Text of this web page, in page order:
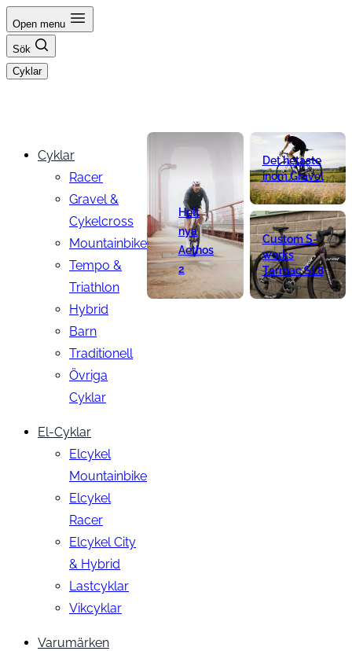
Hoppa
till
innehåll
Open menu
Sök
Cyklar
Cyklar
Racer
Gravel &
Cykelcross
Mountainbike
Tempo &
Triathlon
Hybrid
Barn
Traditionell
Övriga
Cyklar
El-Cyklar
Elcykel
Mountainbike
Elcykel
Racer
Elcykel City
& Hybrid
Lastcyklar
Vikcyklar
Varumärken
Helt
nya
Aethos
2
Det hetaste
inom Gravel
Custom S-
works
Tarmac SL8